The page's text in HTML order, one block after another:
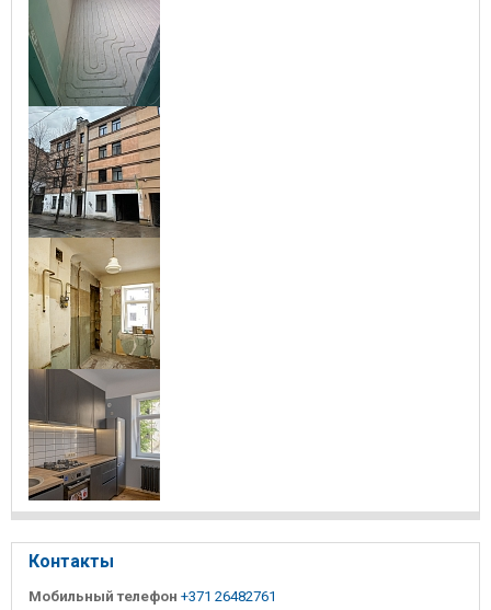
Контакты
Мобильный телефон +371 26482761